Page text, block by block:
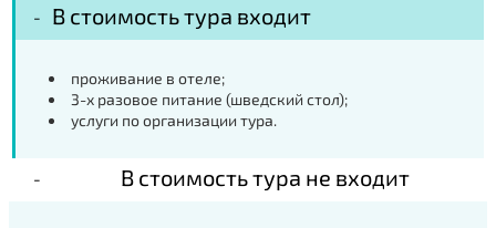
В стоимость тура входит
проживание в отеле;
3-х разовое питание (шведский стол);
услуги по организации тура.
В стоимость тура не входит